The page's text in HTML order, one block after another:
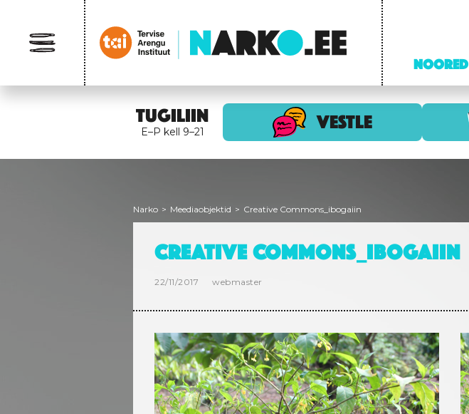
NOORED
TUGILIIN
E–P kell 9–21 VESTLE
Narko > Meediaobjektid > Creative Commons_ibogaiin
CREATIVE COMMONS_IBOGAIIN
22/11/2017 webmaster